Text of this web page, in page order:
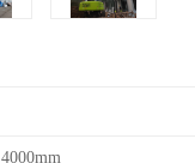
4000mm